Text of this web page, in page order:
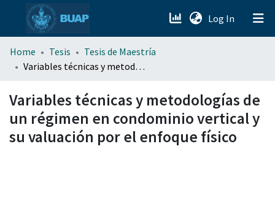
Log In (current)
menu.section.about_menu
Home Tesis
Tesis de Maestría
Variables técnicas y metodologías de un régimen en condominio vertical y su valuación por el enfoque físico
Variables técnicas y metodologías de
un régimen en condominio vertical y
su valuación por el enfoque físico